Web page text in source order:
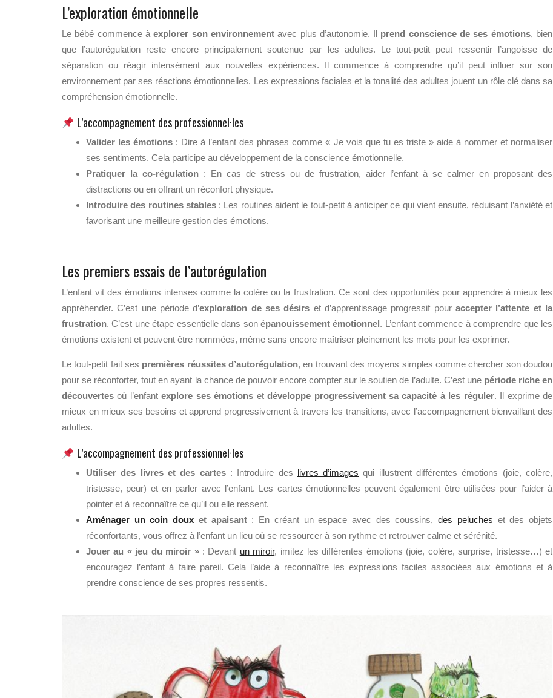
L’exploration émotionnelle
Le bébé commence àexplorer son environnementavec plus d’autonomie. Il prend conscience de ses émotions, bien
que l’autorégulation reste encore principalement soutenue par les adultes. Le tout-petit peut ressentir l’angoisse de
séparation ou réagir intensément aux nouvelles expériences. Ilcommence à comprendre qu’il peut influer sur son
environnement par ses réactions émotionnelles. Les expressions faciales et la tonalité des adultes jouent un rôle clé dans sa
compréhension émotionnelle.
L’accompagnement des professionnel·les
Valider les émotions : Dire à l’enfant des phrases comme « Je vois que tu es triste » aide à nommer et normaliser
ses sentiments. Cela participe au développement de la conscience émotionnelle.
Pratiquer la co-régulation : En cas de stress ou de frustration, aider l’enfant à se calmer en proposant des
distractions ou en offrant un réconfort physique.
Introduire des routines stables: Les routines aident le tout-petit à anticiper ce qui vient ensuite, réduisant l’anxiété et
favorisant une meilleure gestion des émotions.
Les premiers essais de l’autorégulation
L’enfant vit des émotions intenses comme la colère ou la frustration. Ce sont des opportunités pour apprendre à mieux les
appréhender. C’est une période d’exploration de ses désirs et d’apprentissage progressif pouraccepter l’attente et la
frustration. C’est une étape essentielle dans son épanouissement émotionnel. L’enfant commence à comprendre que les
émotions existent et peuvent être nommées, même sans encore maîtriser pleinement les mots pour les exprimer.
Le tout-petit fait ses premières réussites d’autorégulation, en trouvant des moyens simples comme chercher son doudou
pour se réconforter, tout en ayant la chance de pouvoir encore compter sur le soutien de l’adulte. C’est une période riche en
découvertes où l’enfantexplore ses émotions etdéveloppe progressivement sa capacité à les réguler. Il exprime de
mieux en mieux ses besoins et apprend progressivement à travers les transitions, avec l’accompagnement bienvaillant des
adultes.
L’accompagnement des professionnel·les
Utiliser des livres et des cartes: Introduire des livres d’images qui illustrent différentes émotions (joie, colère,
tristesse, peur) et en parler avec l’enfant. Les cartes émotionnelles peuvent également être utilisées pour l’aider à
pointer et à reconnaître ce qu’il ou elle ressent.
Aménager un coin doux et apaisant: En créant un espace avec des coussins,des peluches et des objets
réconfortants, vous offrez à l’enfant un lieu où se ressourcer à son rythme et retrouver calme et sérénité.
Jouer au « jeu du miroir »: Devant un miroir, imitez les différentes émotions (joie, colère, surprise, tristesse…) et
encouragez l’enfant à faire pareil. Cela l’aide à reconnaître les expressions faciles associées aux émotions et à
prendre conscience de ses propres ressentis.